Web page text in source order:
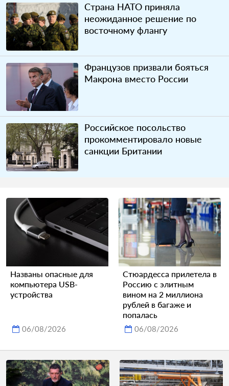
Страна НАТО приняла
неожиданное решение по
восточному флангу
Французов призвали бояться
Макрона вместо России
Российское посольство
прокомментировало новые
санкции Британии
Названы опасные для
компьютера USB-
устройства
06/08/2026
Стюардесса прилетела в
Россию с элитным
вином на 2 миллиона
рублей в багаже и
попалась
06/08/2026